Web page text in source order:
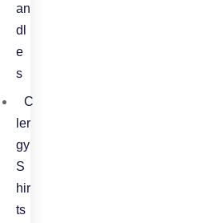
an
dl
e
s
C
ler
gy
S
hir
ts